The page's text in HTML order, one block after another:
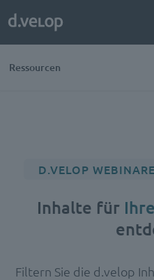
Ressourcen
D.VELOP
Inhalte für
Filtern Sie die d.velop